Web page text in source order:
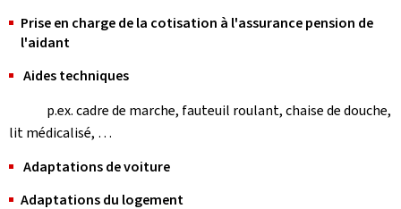
Prise en charge de la cotisation à l'assurance pension de
l'aidant
Aides techniques
p.ex. cadre de marche, fauteuil roulant, chaise de douche,
lit médicalisé, …
Adaptations de voiture
Adaptations du logement